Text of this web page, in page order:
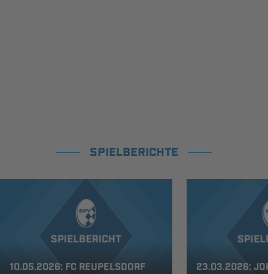
SPIELBERICHTE
10.05.2026: FC REUPELSDORF
23.03.2026: